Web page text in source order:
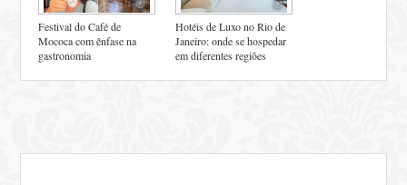
Festival do Café de
Mococa com ênfase na
gastronomia
Hotéis de Luxo no Rio de
Janeiro: onde se hospedar
em diferentes regiões